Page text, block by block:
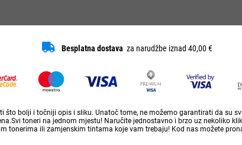
Besplatna dostava za narudžbe iznad 40,00 €
što bolji i točniji opis i sliku. Unatoč tome, ne možemo garantirati da su
toneri na jednom mjestu! Naručite jednostavno i brzo uz nekoliko
tonerima ili zamjenskim tintama koje vam trebaju! Kod nas možete